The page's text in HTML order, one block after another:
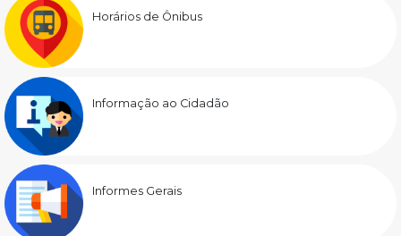
Horários de Ônibus
Informação ao Cidadão
Informes Gerais